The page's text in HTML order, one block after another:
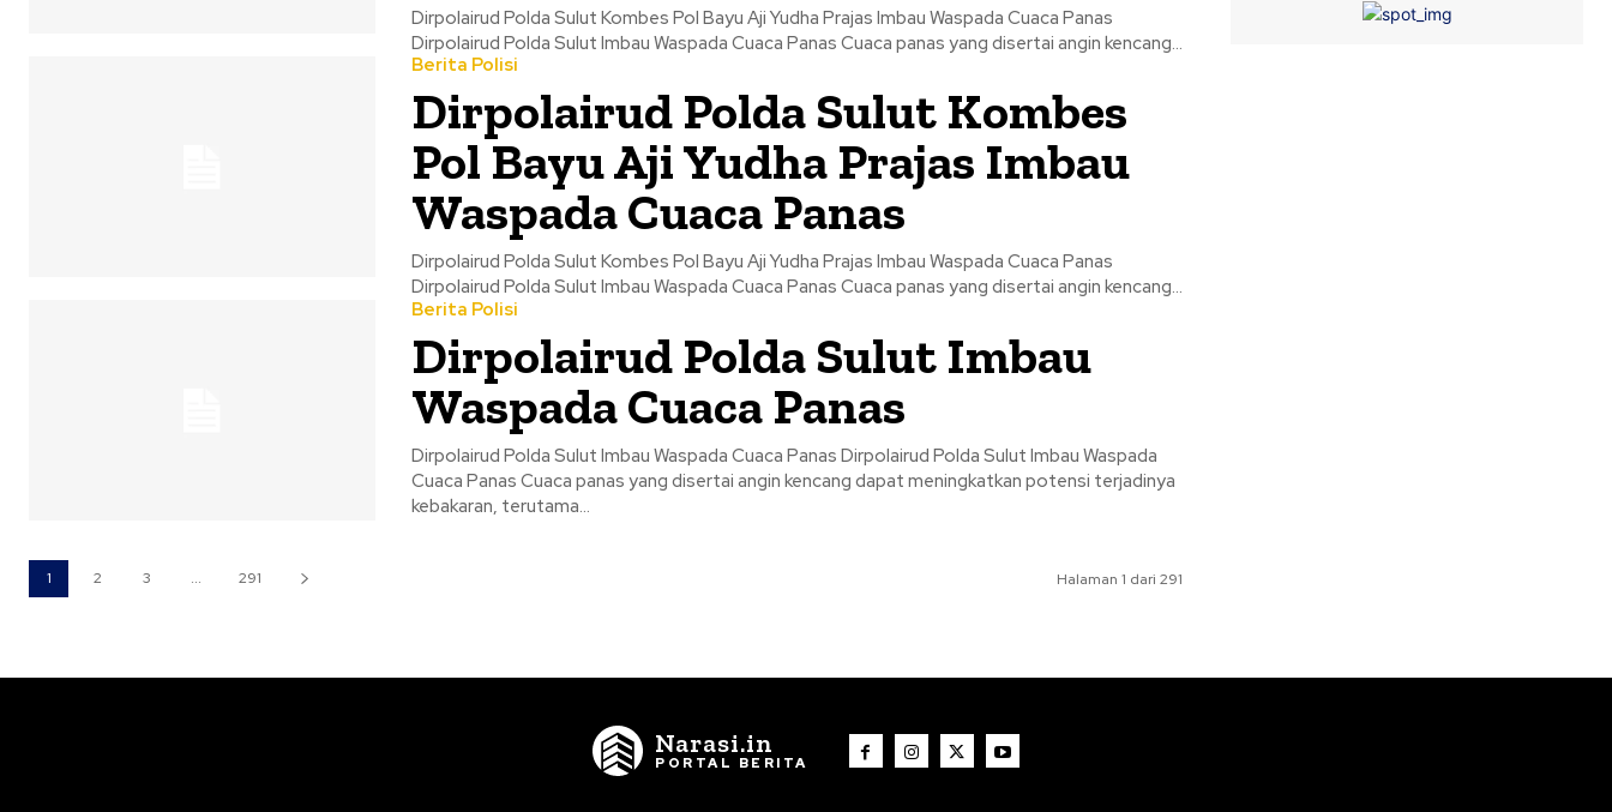
Dirpolairud Polda Sulut Kombes Pol Bayu Aji Yudha Prajas Imbau Waspada Cuaca Panas
Dirpolairud Polda Sulut Imbau Waspada Cuaca Panas Cuaca panas yang disertai angin kencang...
Berita Polisi
Dirpolairud Polda Sulut Kombes
Pol Bayu Aji Yudha Prajas Imbau
Waspada Cuaca Panas
Dirpolairud Polda Sulut Kombes Pol Bayu Aji Yudha Prajas Imbau Waspada Cuaca Panas
Dirpolairud Polda Sulut Imbau Waspada Cuaca Panas Cuaca panas yang disertai angin kencang...
Berita Polisi
Dirpolairud Polda Sulut Imbau
Waspada Cuaca Panas
Dirpolairud Polda Sulut Imbau Waspada Cuaca Panas Dirpolairud Polda Sulut Imbau Waspada
Cuaca Panas Cuaca panas yang disertai angin kencang dapat meningkatkan potensi terjadinya
kebakaran, terutama...
1 2 3 ... 291 Halaman 1 dari 291
Narasi.in
PORTAL BERITA